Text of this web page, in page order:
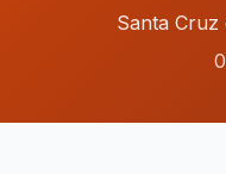
Santa Cruz